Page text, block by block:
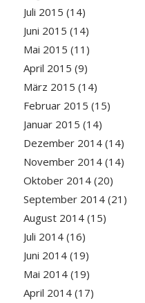
Juli 2015 (14)
Juni 2015 (14)
Mai 2015 (11)
April 2015 (9)
März 2015 (14)
Februar 2015 (15)
Januar 2015 (14)
Dezember 2014(14)
November 2014(14)
Oktober 2014(20)
September 2014(21)
August 2014(15)
Juli 2014(16)
Juni 2014(19)
Mai 2014(19)
April 2014(17)